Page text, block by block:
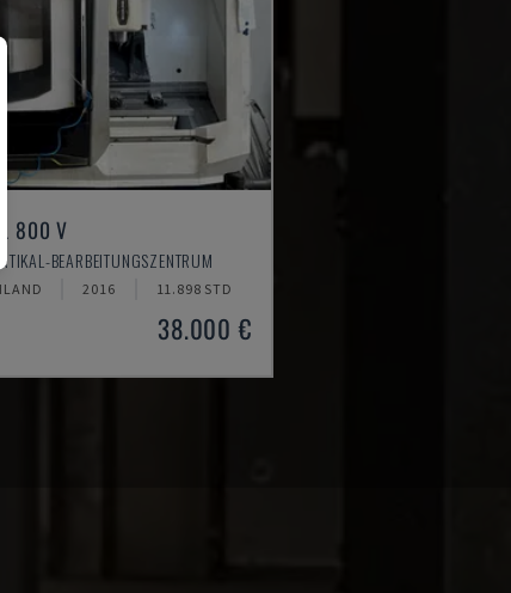
800 V
BEARBEITUNGSZENTRUM
2016 11.898 STD
38.000 €